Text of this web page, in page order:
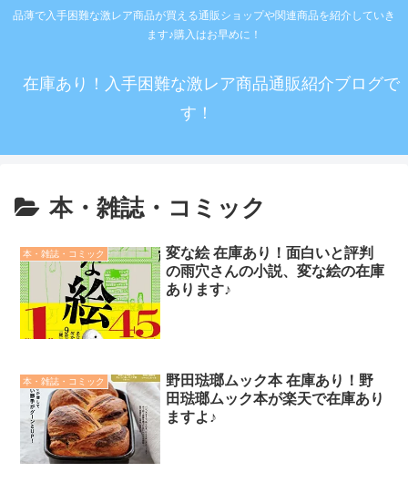
品薄で入手困難な激レア商品が買える通販ショップや関連商品を紹介していき
ます♪購入はお早めに！
在庫あり！入手困難な激レア商品通販紹介ブログで
す！
本・雑誌・コミック
本・雑誌・コミック
変な絵 在庫あり！面白いと評判
の雨穴さんの小説、変な絵の在庫
あります♪
本・雑誌・コミック
野田琺瑯ムック本 在庫あり！野
田琺瑯ムック本が楽天で在庫あり
ますよ♪